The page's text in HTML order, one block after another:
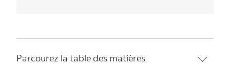
Parcourez la table des matières